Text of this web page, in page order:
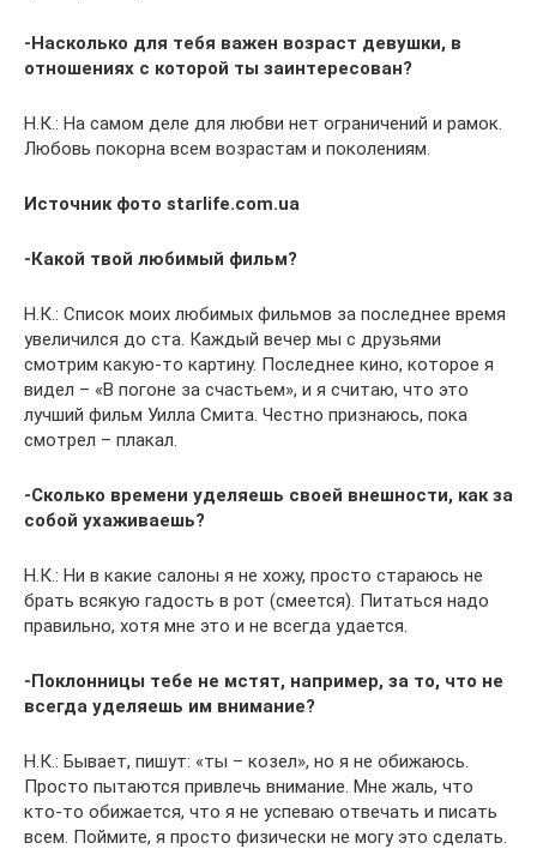
-Насколько для тебя важен возраст девушки, в
отношениях с которой ты заинтересован?
Н.К.: На самом деле для любви нет ограничений и рамок.
Любовь покорна всем возрастам и поколениям.
Источник фото starlife.com.ua
-Какой твой любимый фильм?
Н.К.: Список моих любимых фильмов за последнее время
увеличился до ста. Каждый вечер мы с друзьями
смотрим какую-то картину. Последнее кино, которое я
видел – «В погоне за счастьем», и я считаю, что это
лучший фильм Уилла Смита. Честно признаюсь, пока
смотрел – плакал.
-Сколько времени уделяешь своей внешности, как за
собой ухаживаешь?
Н.К.: Ни в какие салоны я не хожу, просто стараюсь не
брать всякую гадость в рот (смеется). Питаться надо
правильно, хотя мне это и не всегда удается.
-Поклонницы тебе не мстят, например, за то, что не
всегда уделяешь им внимание?
Н.К.: Бывает, пишут: «ты – козел», но я не обижаюсь.
Просто пытаются привлечь внимание. Мне жаль, что
кто-то обижается, что я не успеваю отвечать и писать
всем. Поймите, я просто физически не могу это сделать.